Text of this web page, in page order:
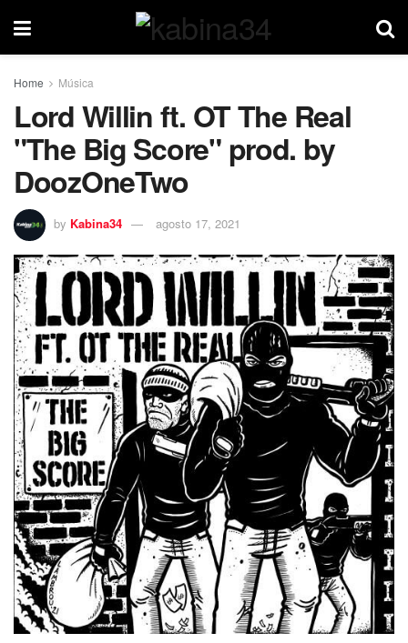
Home Música
Lord Willin ft. OT The Real
"The Big Score" prod. by
DoozOneTwo
by Kabina34 agosto 17, 2021